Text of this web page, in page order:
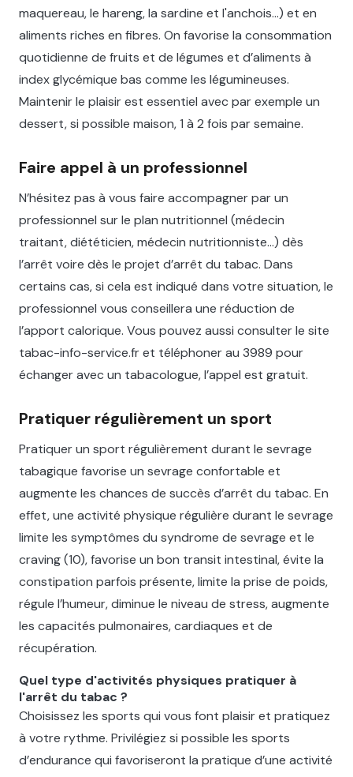
maquereau, le hareng, la sardine et l'anchois…) et en
aliments riches en fibres. On favorise la consommation
quotidienne de fruits et de légumes et d’aliments à
index glycémique bas comme les légumineuses.
Maintenir le plaisir est essentiel avec par exemple un
dessert, si possible maison, 1 à 2 fois par semaine.
Faire appel à un professionnel
N’hésitez pas à vous faire accompagner par un
professionnel sur le plan nutritionnel (médecin
traitant, diététicien, médecin nutritionniste…) dès
l’arrêt voire dès le projet d’arrêt du tabac. Dans
certains cas, si cela est indiqué dans votre situation, le
professionnel vous conseillera une réduction de
l’apport calorique. Vous pouvez aussi consulter le site
tabac-info-service.fr et téléphoner au 3989 pour
échanger avec un tabacologue, l’appel est gratuit.
Pratiquer régulièrement un sport
Pratiquer un sport régulièrement durant le sevrage
tabagique favorise un sevrage confortable et
augmente les chances de succès d’arrêt du tabac. En
effet, une activité physique régulière durant le sevrage
limite les symptômes du syndrome de sevrage et le
craving (10), favorise un bon transit intestinal, évite la
constipation parfois présente, limite la prise de poids,
régule l’humeur, diminue le niveau de stress, augmente
les capacités pulmonaires, cardiaques et de
récupération.
Quel type d'activités physiques pratiquer à
l'arrêt du tabac ?
Choisissez les sports qui vous font plaisir et pratiquez
à votre rythme. Privilégiez si possible les sports
d’endurance qui favoriseront la pratique d’une activité